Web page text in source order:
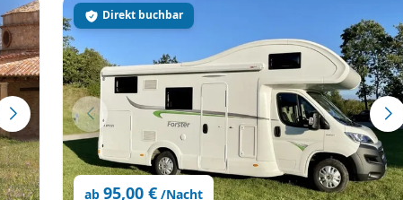
ab 95,00 € /Nacht
Direkt buchbar